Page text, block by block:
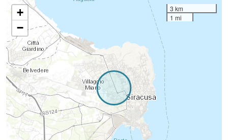
+
−
3 km
1 mi